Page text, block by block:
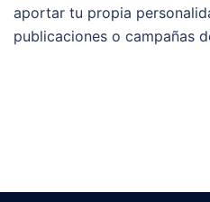
aportar tu propia
publicaciones o campañas